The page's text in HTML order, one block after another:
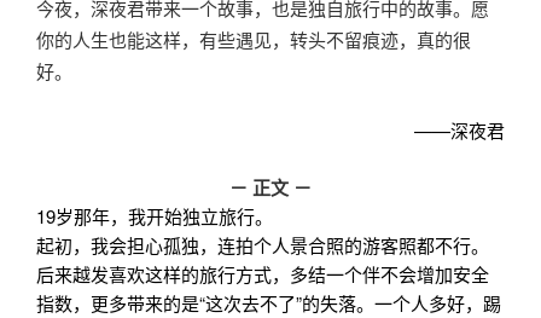
今夜，深夜君带来一个故事，也是独自旅行中的故事。愿
你的人生也能这样，有些遇见，转头不留痕迹，真的很
好。
——深夜君
－ 正文 －
19岁那年，我开始独立旅行。
起初，我会担心孤独，连拍个人景合照的游客照都不行。
后来越发喜欢这样的旅行方式，多结一个伴不会增加安全
指数，更多带来的是“这次去不了”的失落。一个人多好，踢